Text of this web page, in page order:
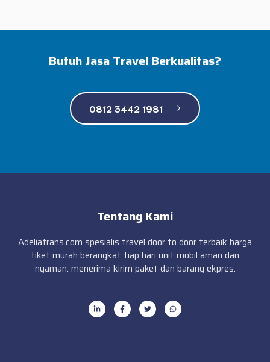
Butuh Jasa Travel Berkualitas?
0812 3442 1981
Tentang Kami
Adeliatrans.com spesialis travel door to door terbaik harga
tiket murah berangkat tiap hari unit mobil aman dan
nyaman. menerima kirim paket dan barang ekpres.